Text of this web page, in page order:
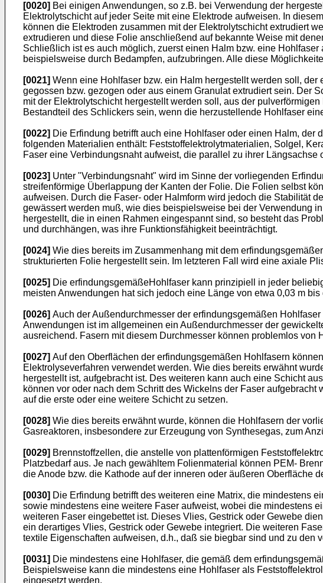
[0020] Bei einigen Anwendungen, so z.B. bei Verwendung der
Elektrolytschicht auf jeder Seite mit eine Elektrode aufweisen. In
können die Elektroden zusammen mit der Elektrolytschicht extrudiert
extrudieren und diese Folie anschließend auf bekannte Weise mit
Schließlich ist es auch möglich, zuerst einen Halm bzw. eine
beispielsweise durch Bedampfen, aufzubringen. Alle diese
[0021] Wenn eine Hohlfaser bzw. ein Halm hergestellt werden soll,
gegossen bzw. gezogen oder aus einem Granulat extrudiert sein. Der
mit der Elektrolytschicht hergestellt werden soll, aus der
Bestandteil des Schlickers sein, wenn die herzustellende Hohlfaser
[0022] Die Erfindung betrifft auch eine Hohlfaser oder einen Halm,
folgenden Materialien enthält: Feststoffelektrolytmaterialien, Solgel,
Faser eine Verbindungsnaht aufweist, die parallel zu ihrer Längsachse
[0023] Unter "Verbindungsnaht" wird im Sinne der vorliegenden
streifenförmige Überlappung der Kanten der Folie. Die Folien selbst
aufweisen. Durch die Faser- oder Halmform wird jedoch die Stabilität
gewässert werden muß, wie dies beispielsweise bei der Verwendung
hergestellt, die in einen Rahmen eingespannt sind, so besteht das
und durchhängen, was ihre Funktionsfähigkeit beeinträchtigt.
[0024] Wie dies bereits im Zusammenhang mit dem
strukturierten Folie hergestellt sein. Im letzteren Fall wird eine axiale
[0025] Die erfindungsgemäßeHohlfaser kann prinzipiell in jeder
meisten Anwendungen hat sich jedoch eine Länge von etwa 0,03 m
[0026] Auch der Außendurchmesser der erfindungsgemäßen
Anwendungen ist im allgemeinen ein Außendurchmesser der
ausreichend. Fasern mit diesem Durchmesser können problemlos von
[0027] Auf den Oberflächen der erfindungsgemäßen Hohlfasern
Elektrolyseverfahren verwendet werden. Wie dies bereits erwähnt
hergestellt ist, aufgebracht ist. Des weiteren kann auch eine Schicht
können vor oder nach dem Schritt des Wickelns der Faser
auf die erste oder eine weitere Schicht zu setzen.
[0028] Wie dies bereits erwähnt wurde, können die Hohlfasern der
Gasreaktoren, insbesondere zur Erzeugung von Synthesegas, zum
[0029] Brennstoffzellen, die anstelle von plattenförmigen
Platzbedarf aus. Je nach gewähltem Folienmaterial können PEM-
die Anode bzw. die Kathode auf der inneren oder äußeren Oberfläche
[0030] Die Erfindung betrifft des weiteren eine Matrix, die mindestens
sowie mindestens eine weitere Faser aufweist, wobei die mindestens
weiteren Faser eingebettet ist. Dieses Vlies, Gestrick oder Gewebe
ein derartiges Vlies, Gestrick oder Gewebe integriert. Die weiteren
textile Eigenschaften aufweisen, d.h., daß sie biegbar sind und zu
[0031] Die mindestens eine Hohlfaser, die gemäß dem
Beispielsweise kann die mindestens eine Hohlfaser als
eingesetzt werden.